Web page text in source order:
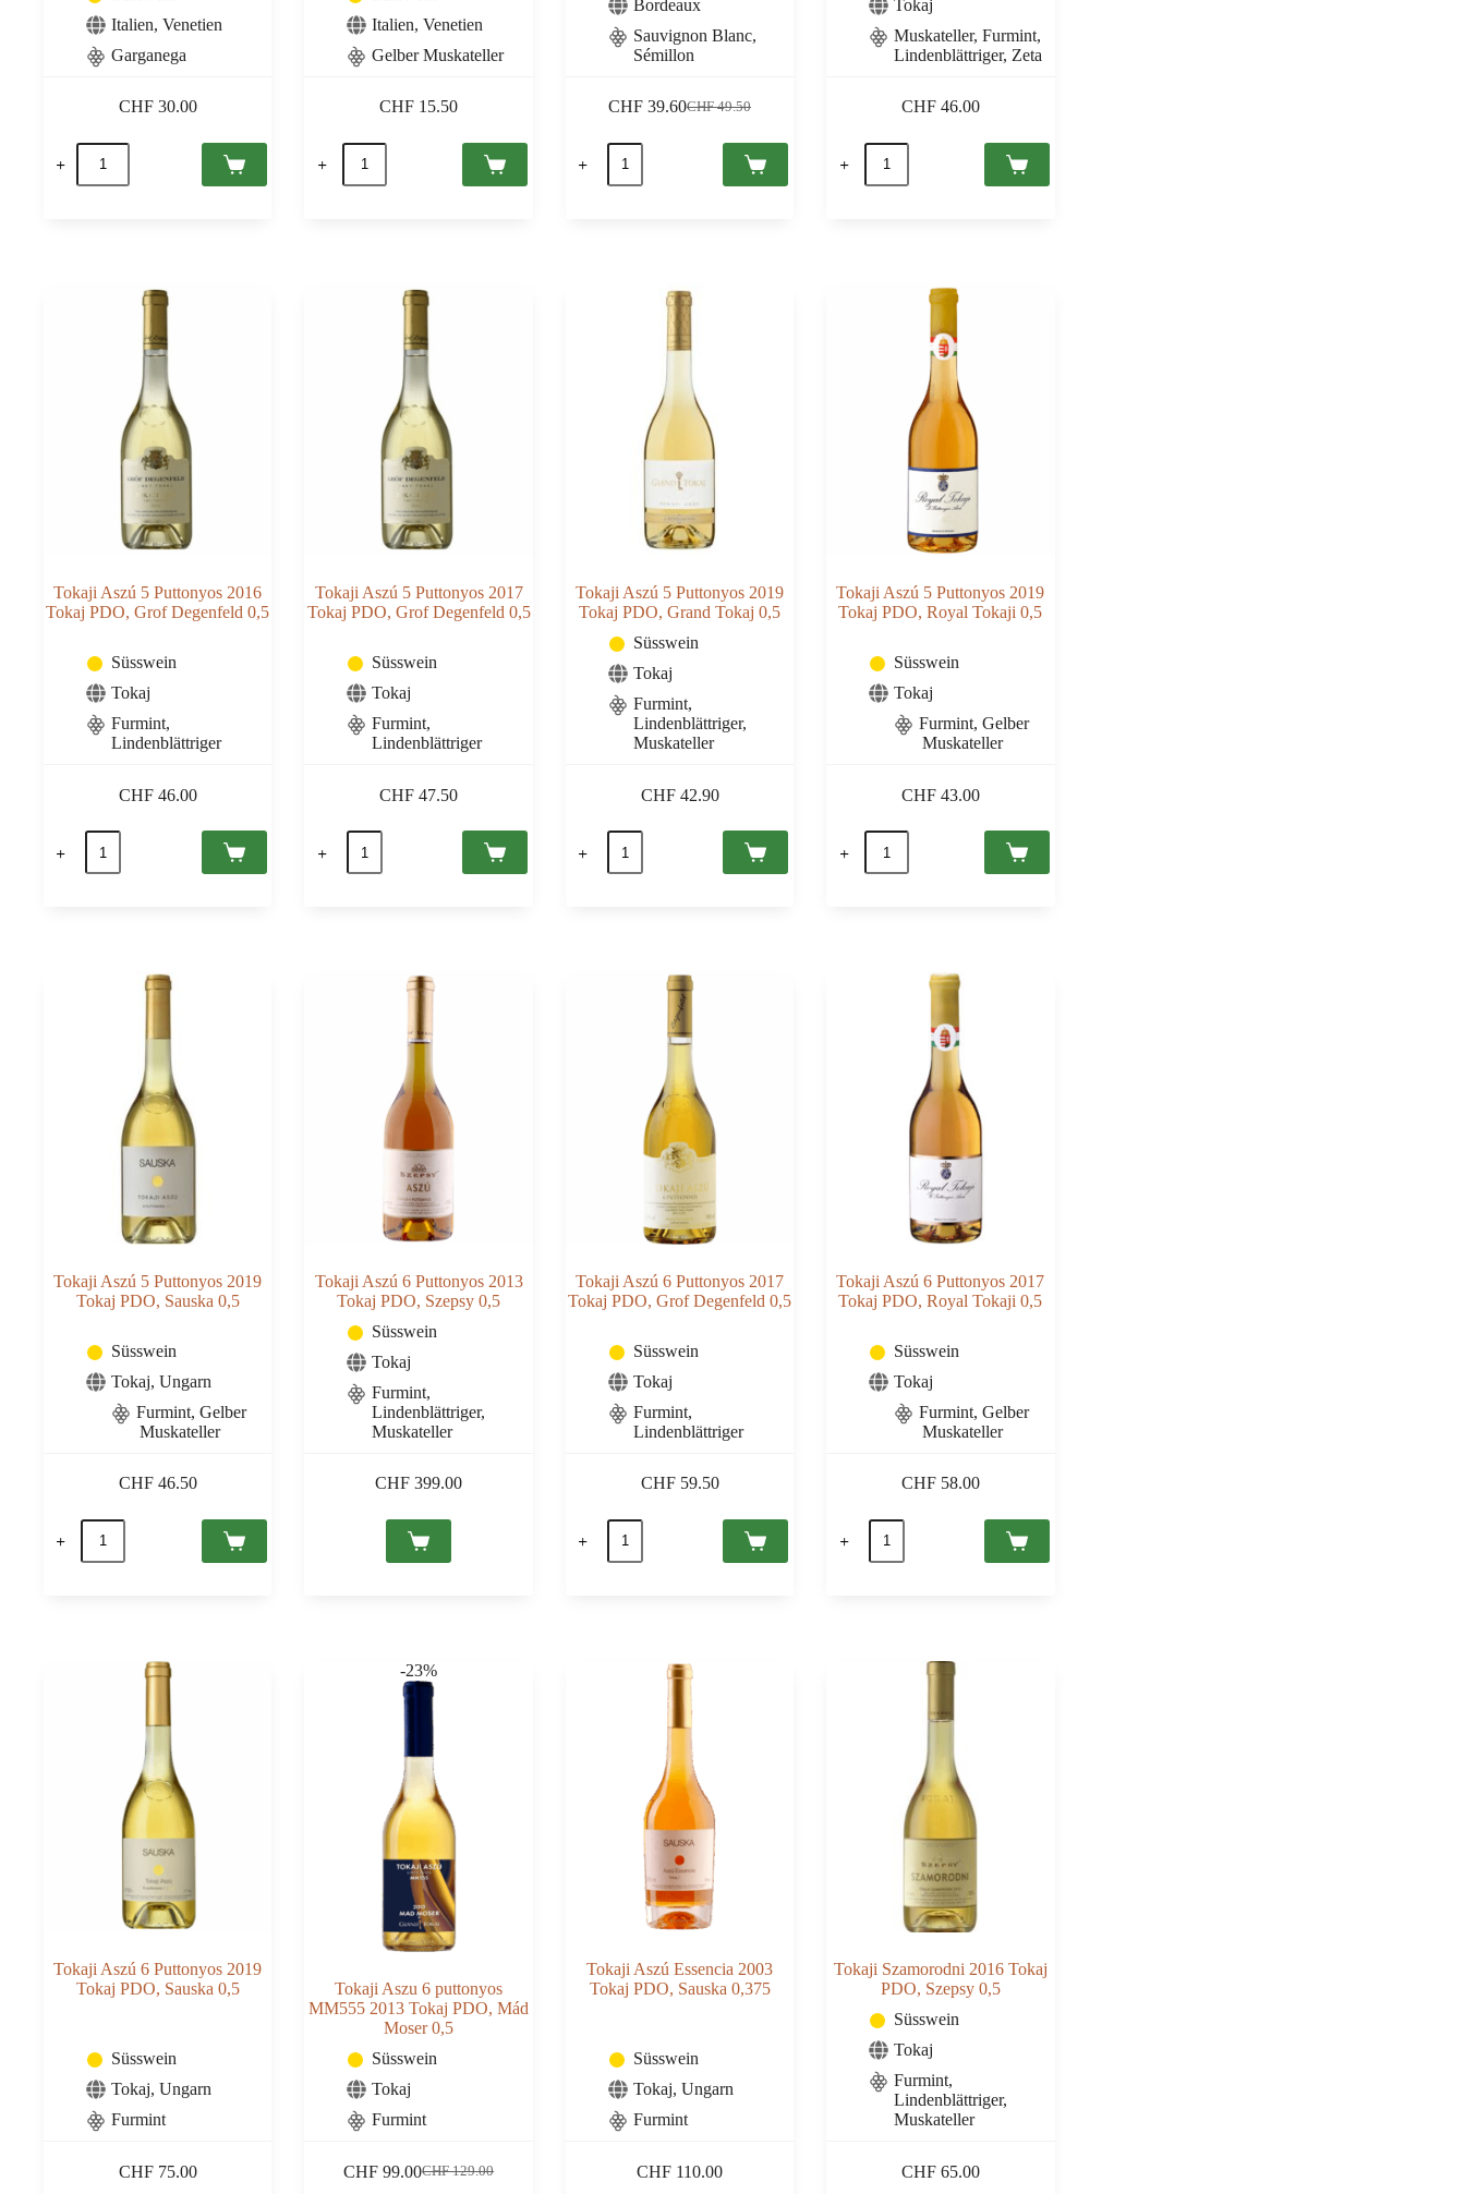
Italien, Venetien
Garganega
CHF30.00
Le
Colombare
Recioto
Italien,Venetien
Gelber Muskateller
CHF 15.50
Moscato
dolce
Spumante,
Bordeaux
Sauvignon Blanc,
Sémillon
CHF49.50
Ursprünglicher
CHF 49.50
CHF 39.60Aktueller
CHF 39.60.
Rayne-
Vigneau
2022
Tokaj
Muskateller, Furmint,
Lindenblättriger, Zeta
CHF46.00
Tokaji
Aszú
3
Tokaji Aszú 5 Puttonyos 2016
Tokaj PDO, Grof Degenfeld 0,5
Süsswein
Tokaj
Furmint,
Lindenblättriger
CHF46.00
Tokaji
Aszú
5
Degenfeld
Tokaji Aszú 5 Puttonyos 2017
Tokaj PDO, Grof Degenfeld 0,5
Süsswein
Tokaj
Furmint,
Lindenblättriger
CHF 47.50
Tokaji
Aszú
5
Degenfeld
Tokaji Aszú 5 Puttonyos 2019
Tokaj PDO, Grand Tokaj 0,5
Süsswein
Tokaj
Furmint,
Lindenblättriger,
Muskateller
CHF42.90
Tokaji
Aszú
5
Tokaji Aszú 5 Puttonyos 2019
Tokaj PDO, Royal Tokaji 0,5
Süsswein
Tokaj
Furmint,Gelber
Muskateller
CHF43.00
Tokaji
Aszú
5
Tokaji Aszú 5 Puttonyos 2019
Tokaj PDO, Sauska 0,5
Süsswein
Tokaj, Ungarn
Furmint,Gelber
Muskateller
CHF46.50
Tokaji
Aszú
5
Tokaji Aszú 6 Puttonyos 2013
Tokaj PDO, Szepsy 0,5
Süsswein
Tokaj
Furmint,
Lindenblättriger,
Muskateller
CHF 399.00
Tokaji Aszú 6 Puttonyos 2017
Tokaj PDO, Grof Degenfeld 0,5
Süsswein
Tokaj
Furmint,
Lindenblättriger
CHF59.50
Tokaji
Aszú
6
Degenfeld
Tokaji Aszú 6 Puttonyos 2017
Tokaj PDO, Royal Tokaji 0,5
Süsswein
Tokaj
Furmint,Gelber
Muskateller
CHF58.00
Tokaji
Aszú
6
Tokaji Aszú 6 Puttonyos 2019
Tokaj PDO, Sauska 0,5
Süsswein
Tokaj, Ungarn
Furmint
CHF75.00
-23%
Tokaji Aszu 6 puttonyos
MM555 2013 Tokaj PDO, Mád
Moser 0,5
Süsswein
Tokaj
Furmint
CHF129.00
Ursprünglicher
CHF 99.00Aktueller
Tokaji Aszú Essencia 2003
Tokaj PDO, Sauska 0,375
Süsswein
Tokaj, Ungarn
Furmint
CHF 110.00
Tokaji Szamorodni 2016 Tokaj
PDO, Szepsy 0,5
Süsswein
Tokaj
Furmint,
Lindenblättriger,
Muskateller
CHF65.00